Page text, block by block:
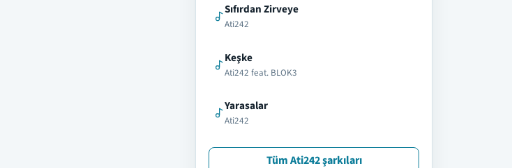
Sıfırdan Zirveye
Ati242
Keşke
Ati242 feat. BLOK3
Yarasalar
Ati242
Tüm Ati242 şarkıları